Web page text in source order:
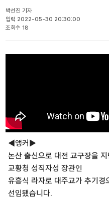
박선진 기자
입력 2022-05-30 20:30:00
조회수 18
◀앵커▶
논산 출신으로 대전 교구장을 지
교황청 성직자성 장관인
유흥식 라자로 대주교가 추기경
선임됐습니다.